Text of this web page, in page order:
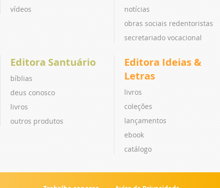
vídeos
notícias
obras sociais redentoristas
secretariado vocacional
Editora Santuário
bíblias
deus conosco
livros
outros produtos
Editora Ideias &
Letras
livros
coleções
lançamentos
ebook
catálogo